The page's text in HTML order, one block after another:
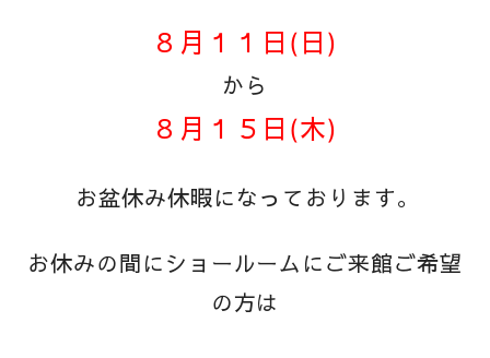
８月１１日(日)
から
８月１５日(木)
お盆休み休暇になっております。
お休みの間にショールームにご来館ご希望
の方は